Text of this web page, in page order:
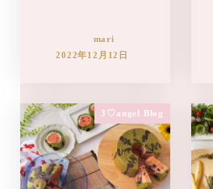
mari
2022年12月12日
3♡angel Blog